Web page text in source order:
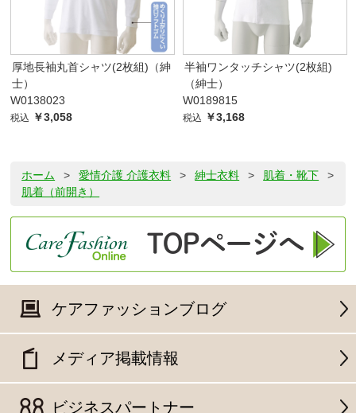
厚地長袖丸首シャツ(2枚組)（紳
士）
W0138023
税込 ￥3,058
半袖ワンタッチシャツ(2枚組)
（紳士）
W0189815
税込 ￥3,168
ホーム > 愛情介護 介護衣料 > 紳士衣料 > 肌着・靴下
>
肌着（前開き）
ケアファッションブログ
メディア掲載情報
ビジネスパートナー